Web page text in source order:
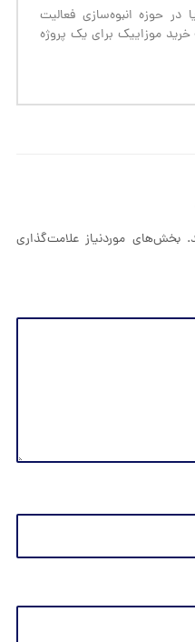
در حوزه انبوه‌سازی فعالیت
خرید موزاییک برای یک پروژه
بخش‌های موردنیاز علامت‌گذاری